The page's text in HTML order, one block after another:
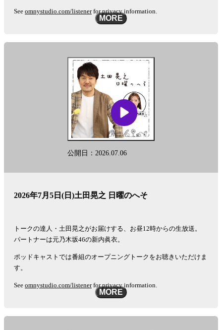
See omnystudio.com/listenerfor privacy information.
MORE
公開日：2026.07.06
2026年7月5日(日)土田晃之 日曜のへそ
トークの達人・土田晃之がお届けする、お昼12時からの生放送。
パートナーは元乃木坂46の新内眞衣。
ポッドキャストでは番組のオープニングトークをお聴きいただけま
す。
See omnystudio.com/listenerfor privacy information.
MORE